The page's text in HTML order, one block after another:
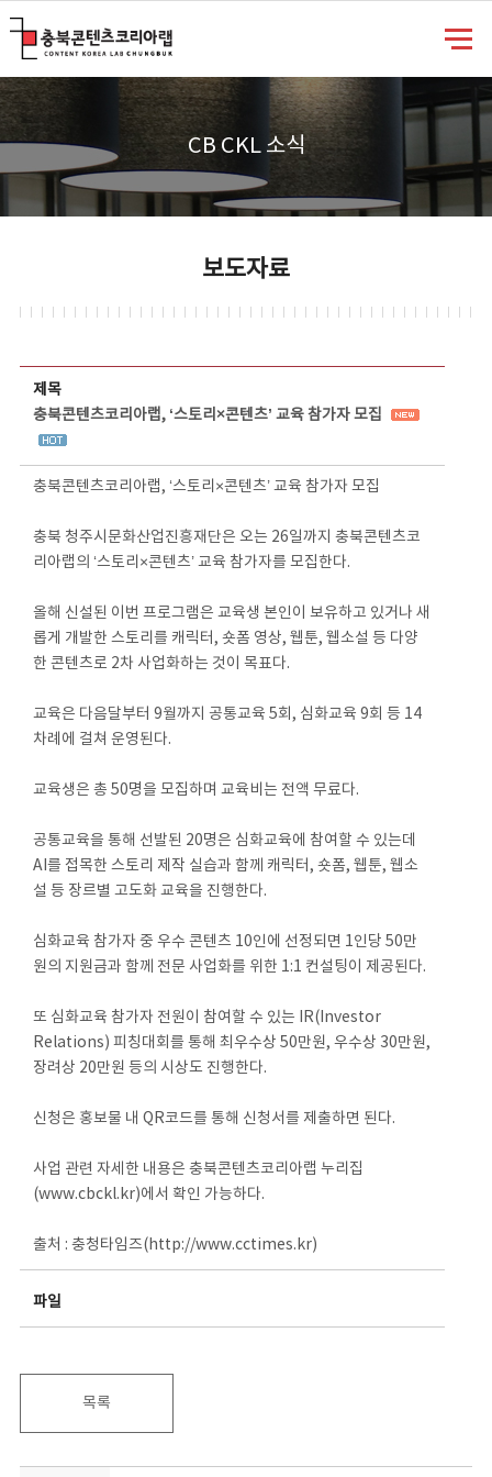
CB CKL 소식
보도자료
제목
충북콘텐츠코리아랩, ‘스토리×콘텐츠’ 교육 참가자 모집
충북콘텐츠코리아랩, ‘스토리×콘텐츠’ 교육 참가자 모집
충북 청주시문화산업진흥재단은 오는 26일까지 충북콘텐츠코
리아랩의 ‘스토리×콘텐츠’ 교육 참가자를 모집한다.
올해 신설된 이번 프로그램은 교육생 본인이 보유하고 있거나 새
롭게 개발한 스토리를 캐릭터, 숏폼 영상, 웹툰, 웹소설 등 다양
한 콘텐츠로 2차 사업화하는 것이 목표다.
교육은 다음달부터 9월까지 공통교육 5회, 심화교육 9회 등 14
차례에 걸쳐 운영된다.
교육생은 총 50명을 모집하며 교육비는 전액 무료다.
공통교육을 통해 선발된 20명은 심화교육에 참여할 수 있는데
AI를 접목한 스토리 제작 실습과 함께 캐릭터, 숏폼, 웹툰, 웹소
설 등 장르별 고도화 교육을 진행한다.
심화교육 참가자 중 우수 콘텐츠 10인에 선정되면 1인당 50만
원의 지원금과 함께 전문 사업화를 위한 1:1 컨설팅이 제공된다.
또 심화교육 참가자 전원이 참여할 수 있는 IR(Investor
Relations) 피칭대회를 통해 최우수상 50만원, 우수상 30만원,
장려상 20만원 등의 시상도 진행한다.
신청은 홍보물 내 QR코드를 통해 신청서를 제출하면 된다.
사업 관련 자세한 내용은 충북콘텐츠코리아랩 누리집
(www.cbckl.kr)에서 확인 가능하다.
출처 : 충청타임즈(http://www.cctimes.kr)
파일
목록